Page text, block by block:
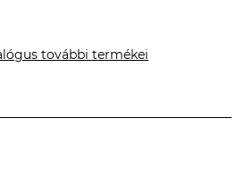
további termékei